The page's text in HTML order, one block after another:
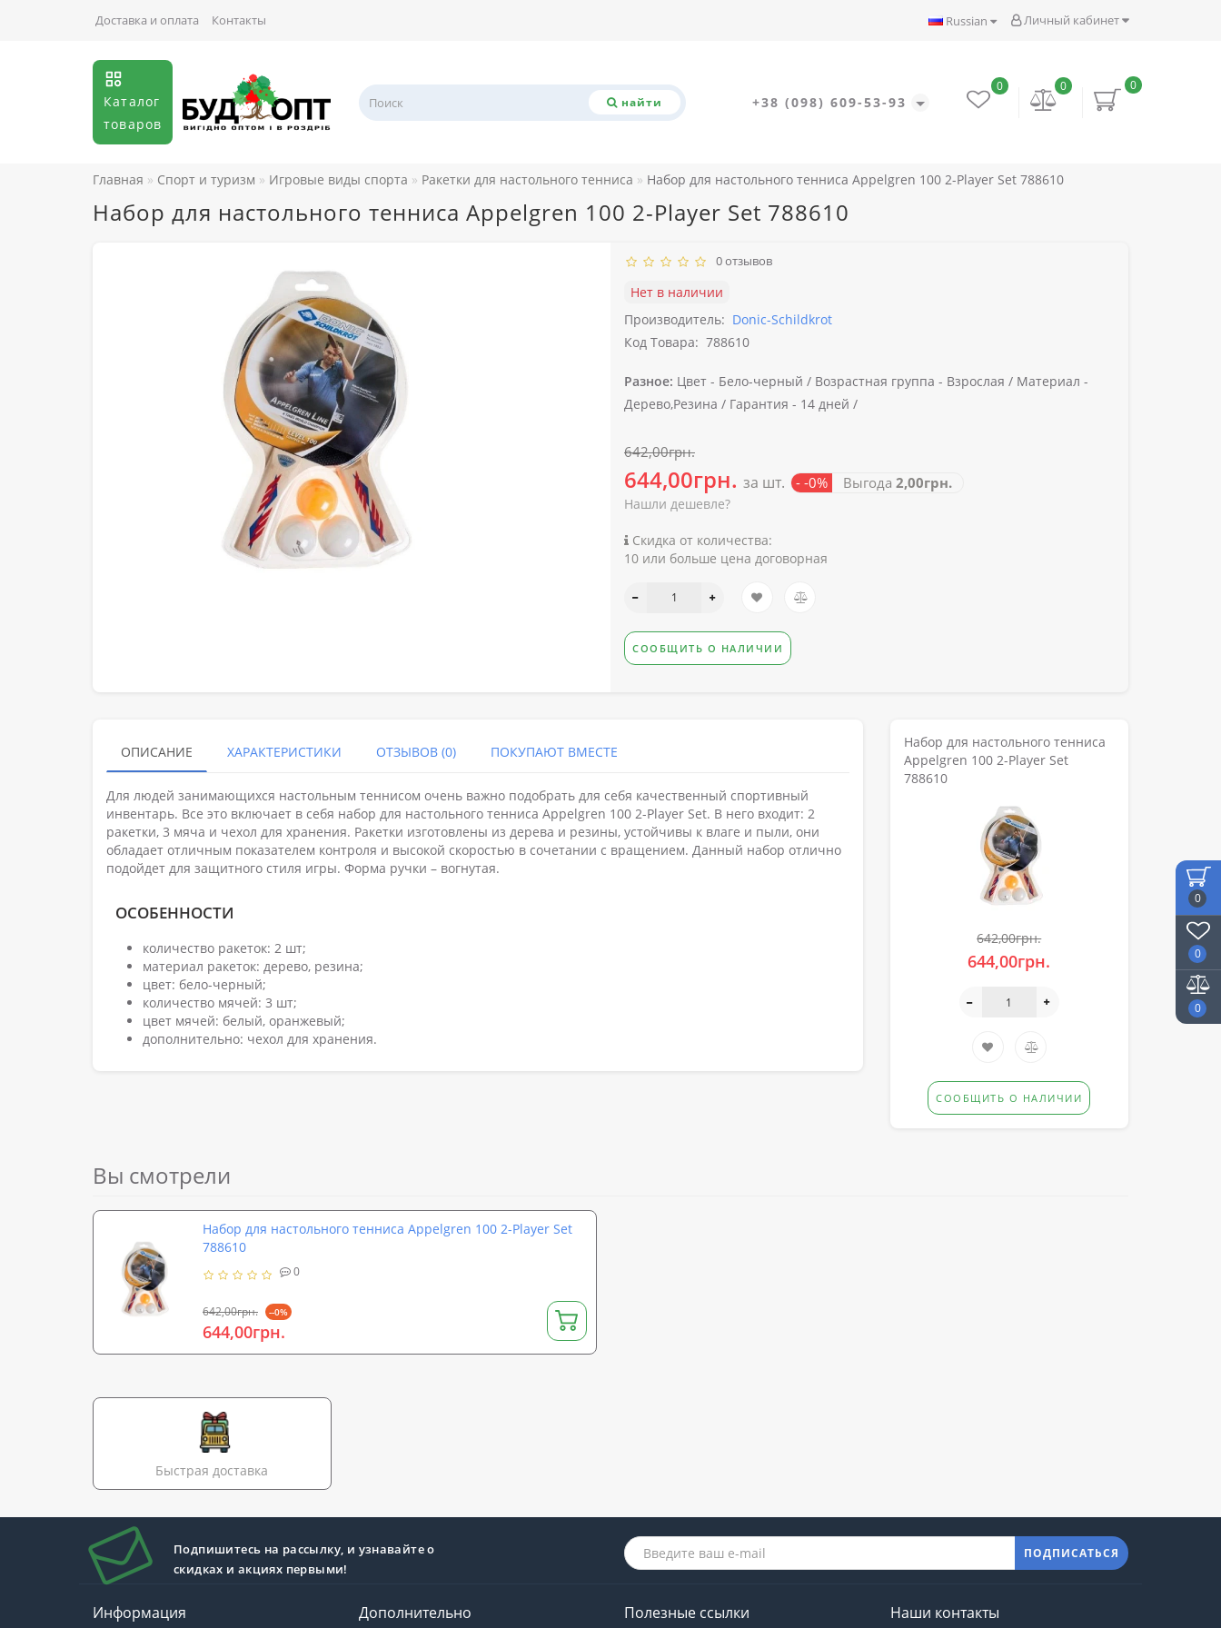
0
0
0
Личный кабинет
Russian
Доставка и оплата Контакты
Каталог
товаров
найти +38 (098) 609-53-93
0
0
0
Главная Спорт и туризм Игровые виды спорта Ракетки для настольного тенниса Набор для настольного тенниса Appelgren 100 2-Player Set 788610
Набор для настольного тенниса Appelgren 100 2-Player Set 788610
0 отзывов
Нет в наличии
Производитель: Donic-Schildkrot
Код Товара: 788610
Разное: Цвет - Бело-черный / Возрастная группа - Взрослая / Материал -
Дерево,Резина / Гарантия - 14 дней /
642,00грн.
644,00грн. за шт. - -0% Выгода 2,00грн.
Нашли дешевле?
Скидка от количества:
10 или больше цена договорная
СООБЩИТЬ О НАЛИЧИИ
ОПИСАНИЕ ХАРАКТЕРИСТИКИ ОТЗЫВОВ (0) ПОКУПАЮТ ВМЕСТЕ
Для людей занимающихся настольным теннисом очень важно подобрать для себя качественный спортивный
инвентарь. Все это включает в себя набор для настольного тенниса Appelgren 100 2-Player Set. В него входит: 2
ракетки, 3 мяча и чехол для хранения. Ракетки изготовлены из дерева и резины, устойчивы к влаге и пыли, они
обладает отличным показателем контроля и высокой скоростью в сочетании с вращением. Данный набор отлично
подойдет для защитного стиля игры. Форма ручки – вогнутая.
ОСОБЕННОСТИ
количество ракеток: 2 шт;
материал ракеток: дерево, резина;
цвет: бело-черный;
количество мячей: 3 шт;
цвет мячей: белый, оранжевый;
дополнительно: чехол для хранения.
Набор для настольного тенниса
Appelgren 100 2-Player Set
788610
642,00грн.
644,00грн.
СООБЩИТЬ О НАЛИЧИИ
Вы смотрели
Набор для настольного тенниса Appelgren 100 2-Player Set
788610
0
642,00грн. --0%
644,00грн.
Быстрая доставка
Подпишитесь на рассылку, и узнавайте о
скидках и акциях первыми!
ПОДПИСАТЬСЯ
Информация Дополнительно Полезные ссылки Наши контакты